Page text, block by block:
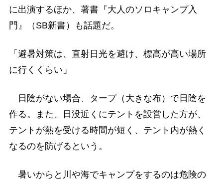
に出演するほか、著書『大人のソロキャンプ入
門』（SB新書）も話題だ。
「避暑対策は、直射日光を避け、標高が高い場所
に行くくらい」
日陰がない場合、タープ（大きな布）で日陰を
作る。また、日没近くにテントを設営した方が、
テントが熱を受ける時間が短く、テント内が熱く
なるのを防げるという。
暑いからと川や海でキャンプをするのは危険の